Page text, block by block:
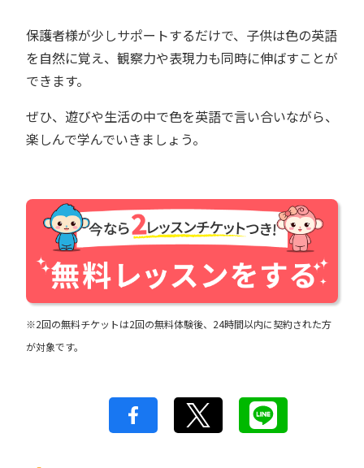
保護者様が少しサポートするだけで、子供は色の英語
を自然に覚え、観察力や表現力も同時に伸ばすことが
できます。
ぜひ、遊びや生活の中で色を英語で言い合いながら、
楽しんで学んでいきましょう。
※2回の無料チケットは2回の無料体験後、24時間以内に契約された方
が対象です。